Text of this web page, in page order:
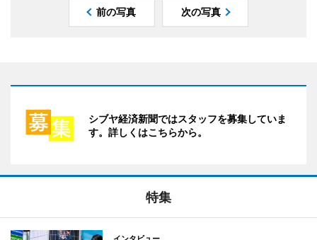
前の写真 次の写真
シブヤ経済新聞ではスタッフを募集していま
す。詳しくはこちらから。
特集